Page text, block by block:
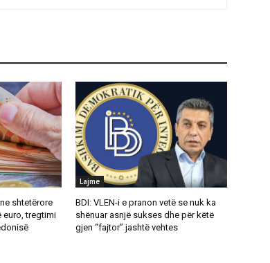
shtetërore
euro, tregtimi
Lajme
BDI: VLEN-i e pranon vetë se nuk ka
shënuar asnjë sukses dhe për këtë
gjen “fajtor” jashtë vehtes